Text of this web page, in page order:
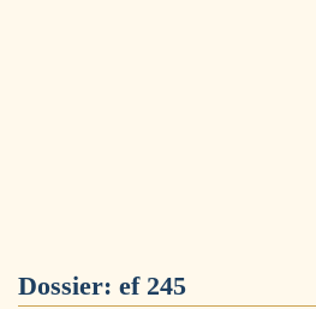
Dossier: ef 245